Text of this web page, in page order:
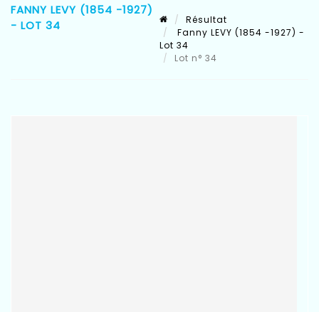
FANNY LEVY (1854 -1927)
- LOT 34
Résultat
Fanny LEVY (1854 -1927) -
Lot 34
Lot n° 34